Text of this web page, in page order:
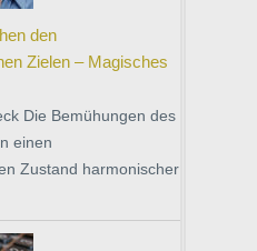
den
Zielen – Magisches
Die Bemühungen des
einen
Zustand harmonischer